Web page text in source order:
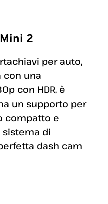
2
per auto,
con una
con HDR, è
un supporto per
compatto e
di
dash cam